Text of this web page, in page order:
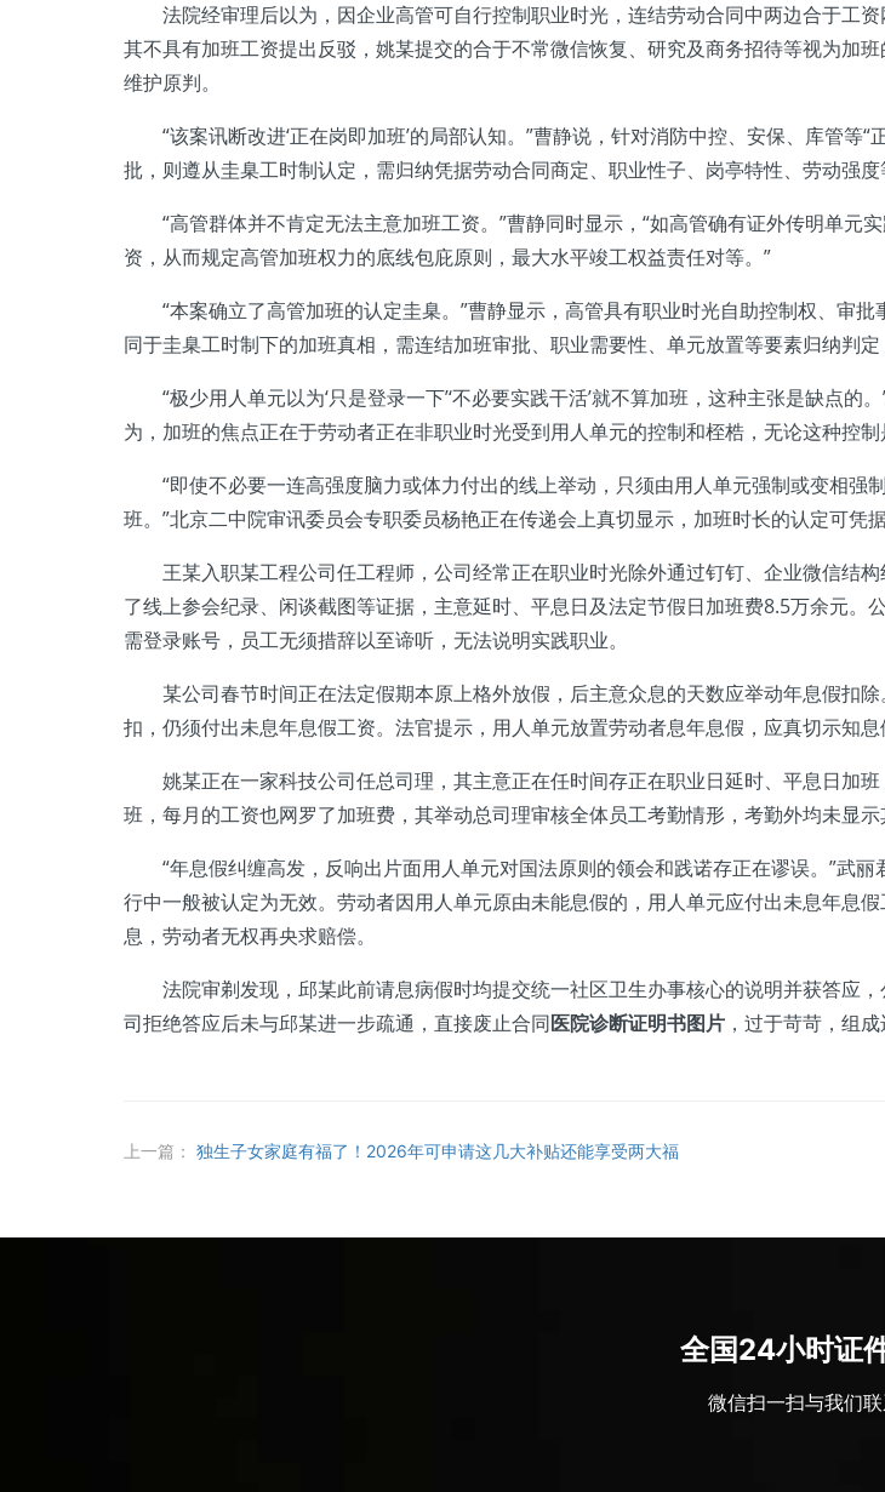
法院经审理后以为，因企业高管可自行控制职业时光，连结劳动合同中两边合于工
其不具有加班工资提出反驳，姚某提交的合于不常微信恢复、研究及商务招待等视为加
维护原判。
“该案讯断改进‘正在岗即加班’的局部认知。”曹静说，针对消防中控、安保、库管等
批，则遵从圭臬工时制认定，需归纳凭据劳动合同商定、职业性子、岗亭特性、劳动强
“高管群体并不肯定无法主意加班工资。”曹静同时显示，“如高管确有证外传明单元
资，从而规定高管加班权力的底线包庇原则，最大水平竣工权益责任对等。”
“本案确立了高管加班的认定圭臬。”曹静显示，高管具有职业时光自助控制权、审
同于圭臬工时制下的加班真相，需连结加班审批、职业需要性、单元放置等要素归纳判
“极少用人单元以为‘只是登录一下’‘不必要实践干活’就不算加班，这种主张是缺点的
为，加班的焦点正在于劳动者正在非职业时光受到用人单元的控制和桎梏，无论这种控制
“即使不必要一连高强度脑力或体力付出的线上举动，只须由用人单元强制或变相强
班。”北京二中院审讯委员会专职委员杨艳正在传递会上真切显示，加班时长的认定可凭
王某入职某工程公司任工程师，公司经常正在职业时光除外通过钉钉、企业微信结构
了线上参会纪录、闲谈截图等证据，主意延时、平息日及法定节假日加班费8.5万余元
需登录账号，员工无须措辞以至谛听，无法说明实践职业。
某公司春节时间正在法定假期本原上格外放假，后主意众息的天数应举动年息假扣
扣，仍须付出未息年息假工资。法官提示，用人单元放置劳动者息年息假，应真切示知息
姚某正在一家科技公司任总司理，其主意正在任时间存正在职业日延时、平息日加
班，每月的工资也网罗了加班费，其举动总司理审核全体员工考勤情形，考勤外均未显示
“年息假纠缠高发，反响出片面用人单元对国法原则的领会和践诺存正在谬误。”武丽
行中一般被认定为无效。劳动者因用人单元原由未能息假的，用人单元应付出未息年息
息，劳动者无权再央求赔偿。
法院审剃发现，邱某此前请息病假时均提交统一社区卫生办事核心的说明并获答应，
司拒绝答应后未与邱某进一步疏通，直接废止合同医院诊断证明书图片 ，过于苛苛，组
上一篇： 独生子女家庭有福了！2026年可申请这几大补贴还能享受两大福
全国24小时证
微信扫一扫与我们联